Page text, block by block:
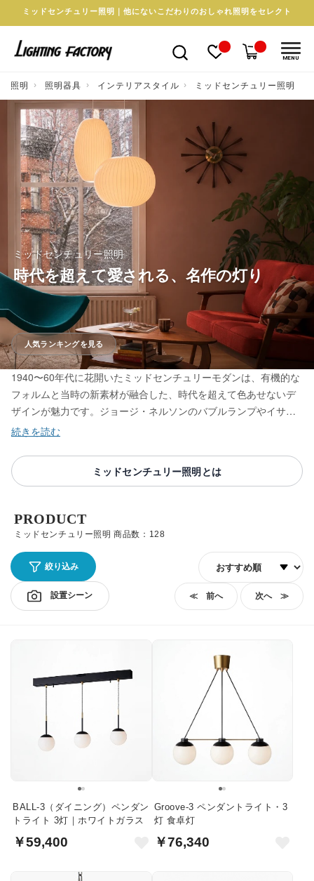
ミッドセンチュリー照明｜他にないこだわりのおしゃれ照明をセレクト
MENU
照明 照明器具 インテリアスタイル ミッドセンチュリー照明
人気ランキングを見る
ミッドセンチュリー照明
時代を超えて愛される、名作の灯り
1940〜60年代に花開いたミッドセンチュリーモダンは、有機的な
フォルムと当時の新素材が融合した、時代を超えて色あせないデ
ザインが魅力です。ジョージ・ネルソンのバブルランプやイサ
ム・ノグチのAKARI、ヴァーナー・パントンやアルテックの名作
置くだけで空間を格上げする、巨匠が生んだ名作の中からお気に
入りをお選びください。
ミッドセンチュリー照明とは
ミッドセンチュリー照明 商品数：128
PRODUCT
絞り込み
設置シーン
並び順
≪ 前へ 次へ ≫
BALL-3（ダイニング）ペンダン
トライト 3灯｜ホワイトガラス
￥59,400
Groove-3 ペンダントライト・3
灯 食卓灯
￥76,340